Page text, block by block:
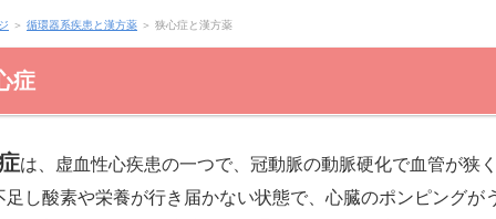
＞ 循環器系疾患と漢方薬 ＞ 狭心症と漢方薬
症
は、虚血性心疾患の一つで、冠動脈の動脈硬化で血管が狭
足し酸素や栄養が行き届かない状態で、心臓のポンピングが